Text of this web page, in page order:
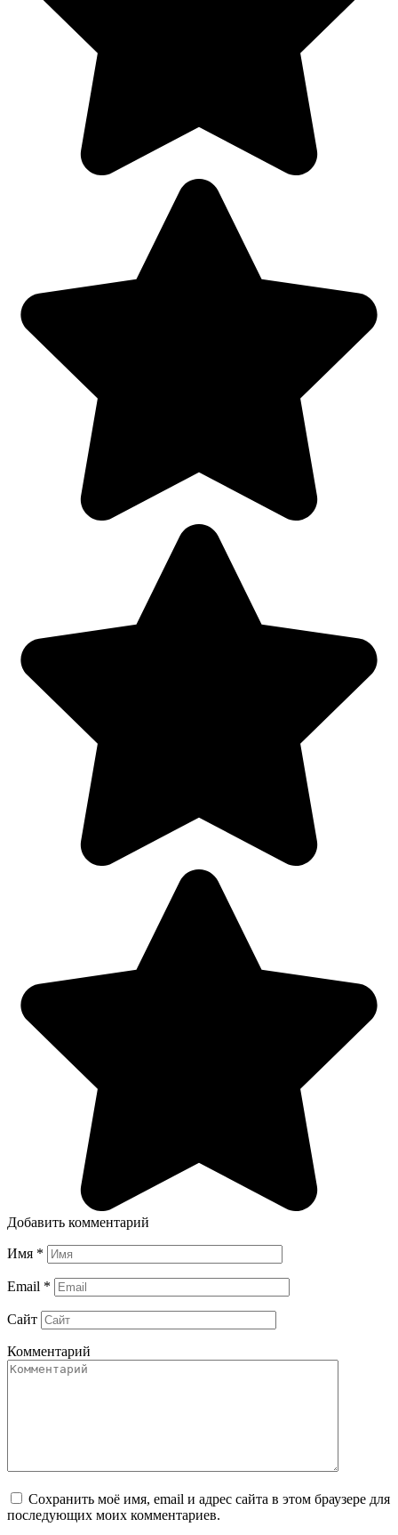
Добавить комментарий
Имя *
Email *
Сайт
Комментарий
Сохранить моё имя, email и адрес сайта в этом браузере для
последующих моих комментариев.